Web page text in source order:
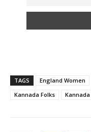
TAGS England Women
Kannada Folks